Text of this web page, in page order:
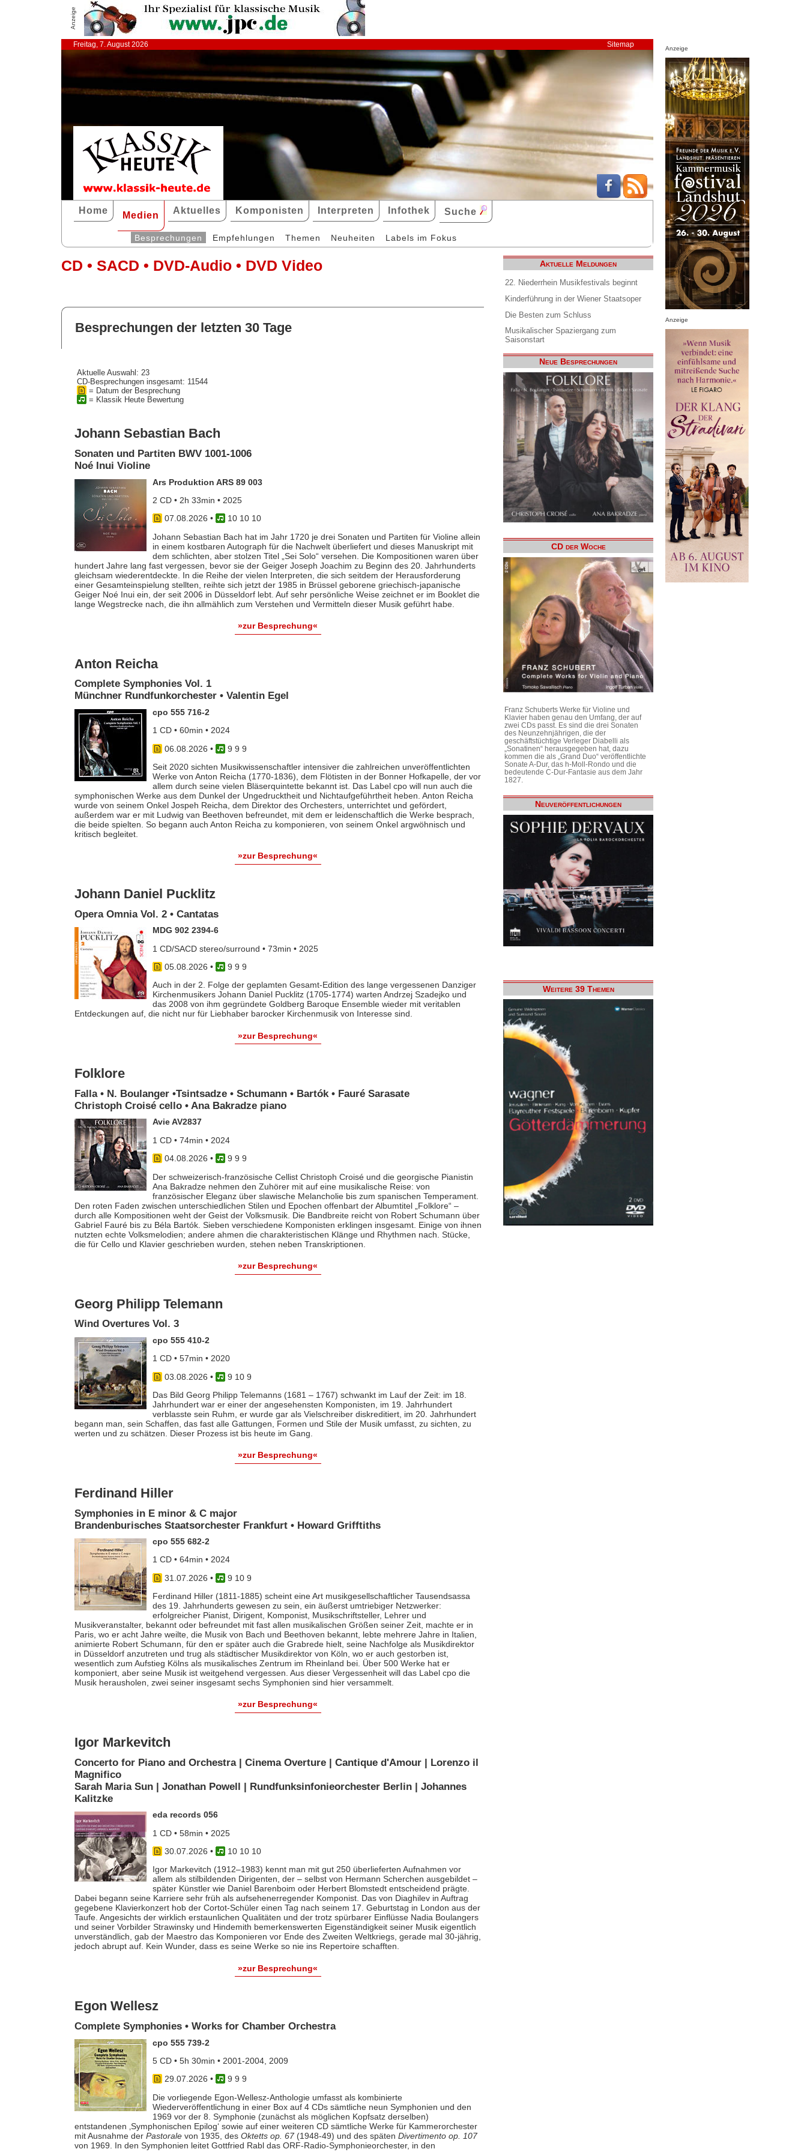
Anzeige
Freitag, 7. August 2026 Sitemap
Home Medien Aktuelles Komponisten Interpreten Infothek Suche
Besprechungen Empfehlungen Themen Neuheiten Labels im Fokus
CD • SACD • DVD-Audio • DVD Video
Besprechungen der letzten 30 Tage
Aktuelle Auswahl: 23
CD-Besprechungen insgesamt: 11544
= Datum der Besprechung
= Klassik Heute Bewertung
Johann Sebastian Bach
Sonaten und Partiten BWV 1001-1006
Noé Inui Violine
Ars Produktion ARS 89 003
2 CD • 2h 33min • 2025
07.08.2026 •
10 10 10
Johann Sebastian Bach hat im Jahr 1720 je drei Sonaten und Partiten für Violine allein
in einem kostbaren Autograph für die Nachwelt überliefert und dieses Manuskript mit
dem schlichten, aber stolzen Titel „Sei Solo“ versehen. Die Kompositionen waren über
hundert Jahre lang fast vergessen, bevor sie der Geiger Joseph Joachim zu Beginn des 20. Jahrhunderts
gleichsam wiederentdeckte. In die Reihe der vielen Interpreten, die sich seitdem der Herausforderung
einer Gesamteinspielung stellten, reihte sich jetzt der 1985 in Brüssel geborene griechisch-japanische
Geiger Noé Inui ein, der seit 2006 in Düsseldorf lebt. Auf sehr persönliche Weise zeichnet er im Booklet die
lange Wegstrecke nach, die ihn allmählich zum Verstehen und Vermitteln dieser Musik geführt habe.
»zur Besprechung«
Anton Reicha
Complete Symphonies Vol. 1
Münchner Rundfunkorchester • Valentin Egel
cpo 555 716-2
1 CD • 60min • 2024
06.08.2026 •
9 9 9
Seit 2020 sichten Musikwissenschaftler intensiver die zahlreichen unveröffentlichten
Werke von Anton Reicha (1770-1836), dem Flötisten in der Bonner Hofkapelle, der vor
allem durch seine vielen Bläserquintette bekannt ist. Das Label cpo will nun auch die
symphonischen Werke aus dem Dunkel der Ungedrucktheit und Nichtaufgeführtheit heben. Anton Reicha
wurde von seinem Onkel Jospeh Reicha, dem Direktor des Orchesters, unterrichtet und gefördert,
außerdem war er mit Ludwig van Beethoven befreundet, mit dem er leidenschaftlich die Werke besprach,
die beide spielten. So begann auch Anton Reicha zu komponieren, von seinem Onkel argwöhnisch und
kritisch begleitet.
»zur Besprechung«
Johann Daniel Pucklitz
Opera Omnia Vol. 2 • Cantatas
MDG 902 2394-6
1 CD/SACD stereo/surround • 73min • 2025
05.08.2026 •
9 9 9
Auch in der 2. Folge der geplamten Gesamt-Edition des lange vergessenen Danziger
Kirchenmusikers Johann Daniel Pucklitz (1705-1774) warten Andrzej Szadejko und
das 2008 von ihm gegründete Goldberg Baroque Ensemble wieder mit veritablen
Entdeckungen auf, die nicht nur für Liebhaber barocker Kirchenmusik von Interesse sind.
»zur Besprechung«
Folklore
Falla • N. Boulanger •Tsintsadze • Schumann • Bartók • Fauré Sarasate
Christoph Croisé cello • Ana Bakradze piano
Avie AV2837
1 CD • 74min • 2024
04.08.2026 •
9 9 9
Der schweizerisch-französische Cellist Christoph Croisé und die georgische Pianistin
Ana Bakradze nehmen den Zuhörer mit auf eine musikalische Reise: von
französischer Eleganz über slawische Melancholie bis zum spanischen Temperament.
Den roten Faden zwischen unterschiedlichen Stilen und Epochen offenbart der Albumtitel „Folklore“ –
durch alle Kompositionen weht der Geist der Volksmusik. Die Bandbreite reicht von Robert Schumann über
Gabriel Fauré bis zu Béla Bartók. Sieben verschiedene Komponisten erklingen insgesamt. Einige von ihnen
nutzten echte Volksmelodien; andere ahmen die charakteristischen Klänge und Rhythmen nach. Stücke,
die für Cello und Klavier geschrieben wurden, stehen neben Transkriptionen.
»zur Besprechung«
Georg Philipp Telemann
Wind Overtures Vol. 3
cpo 555 410-2
1 CD • 57min • 2020
03.08.2026 •
9 10 9
Das Bild Georg Philipp Telemanns (1681 – 1767) schwankt im Lauf der Zeit: im 18.
Jahrhundert war er einer der angesehensten Komponisten, im 19. Jahrhundert
verblasste sein Ruhm, er wurde gar als Vielschreiber diskreditiert, im 20. Jahrhundert
begann man, sein Schaffen, das fast alle Gattungen, Formen und Stile der Musik umfasst, zu sichten, zu
werten und zu schätzen. Dieser Prozess ist bis heute im Gang.
»zur Besprechung«
Ferdinand Hiller
Symphonies in E minor & C major
Brandenburisches Staatsorchester Frankfurt • Howard Grifftiths
cpo 555 682-2
1 CD • 64min • 2024
31.07.2026 •
9 10 9
Ferdinand Hiller (1811-1885) scheint eine Art musikgesellschaftlicher Tausendsassa
des 19. Jahrhunderts gewesen zu sein, ein äußerst umtriebiger Netzwerker:
erfolgreicher Pianist, Dirigent, Komponist, Musikschriftsteller, Lehrer und
Musikveranstalter, bekannt oder befreundet mit fast allen musikalischen Größen seiner Zeit, machte er in
Paris, wo er acht Jahre weilte, die Musik von Bach und Beethoven bekannt, lebte mehrere Jahre in Italien,
animierte Robert Schumann, für den er später auch die Grabrede hielt, seine Nachfolge als Musikdirektor
in Düsseldorf anzutreten und trug als städtischer Musikdirektor von Köln, wo er auch gestorben ist,
wesentlich zum Aufstieg Kölns als musikalisches Zentrum im Rheinland bei. Über 500 Werke hat er
komponiert, aber seine Musik ist weitgehend vergessen. Aus dieser Vergessenheit will das Label cpo die
Musik herausholen, zwei seiner insgesamt sechs Symphonien sind hier versammelt.
»zur Besprechung«
Igor Markevitch
Concerto for Piano and Orchestra | Cinema Overture | Cantique d'Amour | Lorenzo il
Magnifico
Sarah Maria Sun | Jonathan Powell | Rundfunksinfonieorchester Berlin | Johannes
Kalitzke
eda records 056
1 CD • 58min • 2025
30.07.2026 •
10 10 10
Igor Markevitch (1912–1983) kennt man mit gut 250 überlieferten Aufnahmen vor
allem als stilbildenden Dirigenten, der – selbst von Hermann Scherchen ausgebildet –
später Künstler wie Daniel Barenboim oder Herbert Blomstedt entscheidend prägte.
Dabei begann seine Karriere sehr früh als aufsehenerregender Komponist. Das von Diaghilev in Auftrag
gegebene Klavierkonzert hob der Cortot-Schüler einen Tag nach seinem 17. Geburtstag in London aus der
Taufe. Angesichts der wirklich erstaunlichen Qualitäten und der trotz spürbarer Einflüsse Nadia Boulangers
und seiner Vorbilder Strawinsky und Hindemith bemerkenswerten Eigenständigkeit seiner Musik eigentlich
unverständlich, gab der Maestro das Komponieren vor Ende des Zweiten Weltkriegs, gerade mal 30-jährig,
jedoch abrupt auf. Kein Wunder, dass es seine Werke so nie ins Repertoire schafften.
»zur Besprechung«
Egon Wellesz
Complete Symphonies • Works for Chamber Orchestra
cpo 555 739-2
5 CD • 5h 30min • 2001-2004, 2009
29.07.2026 •
9 9 9
Die vorliegende Egon-Wellesz-Anthologie umfasst als kombinierte
Wiederveröffentlichung in einer Box auf 4 CDs sämtliche neun Symphonien und den
1969 vor der 8. Symphonie (zunächst als möglichen Kopfsatz derselben)
entstandenen ‚Symphonischen Epilog‘ sowie auf einer weiteren CD sämtliche Werke für Kammerorchester
mit Ausnahme der Pastoralevon 1935, des Oktetts op. 67(1948-49) und des späten Divertimento op. 107
von 1969. In den Symphonien leitet Gottfried Rabl das ORF-Radio-Symphonieorchester, in den
Aktuelle Meldungen
22. Niederrhein Musikfestivals beginnt
Kinderführung in der Wiener Staatsoper
Die Besten zum Schluss
Musikalischer Spaziergang zum
Saisonstart
Neue Besprechungen
CD der Woche
Franz Schuberts Werke für Violine und
Klavier haben genau den Umfang, der auf
zwei CDs passt. Es sind die drei Sonaten
des Neunzehnjährigen, die der
geschäftstüchtige Verleger Diabelli als
„Sonatinen“ herausgegeben hat, dazu
kommen die als „Grand Duo“ veröffentlichte
Sonate A-Dur, das h-Moll-Rondo und die
bedeutende C-Dur-Fantasie aus dem Jahr
1827.
Neuveröffentlichungen
Weitere 39 Themen
Anzeige
Anzeige